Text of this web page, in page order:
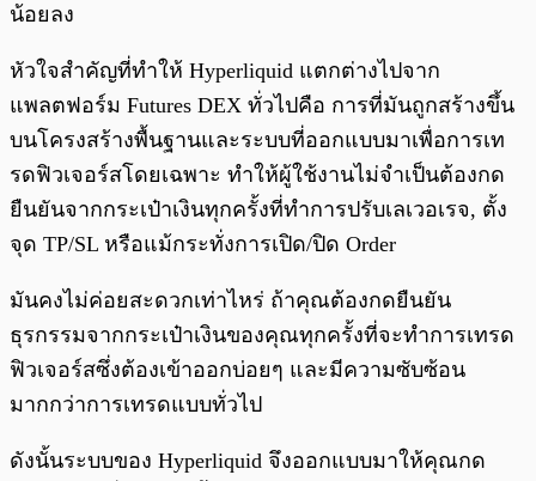
น้อยลง
หัวใจสำคัญที่ทำให้ Hyperliquid แตกต่างไปจาก
แพลตฟอร์ม Futures DEX ทั่วไปคือ การที่มันถูกสร้างขึ้น
บนโครงสร้างพื้นฐานและระบบที่ออกแบบมาเพื่อการเท
รดฟิวเจอร์สโดยเฉพาะ ทำให้ผู้ใช้งานไม่จำเป็นต้องกด
ยืนยันจากกระเป๋าเงินทุกครั้งที่ทำการปรับเลเวอเรจ, ตั้ง
จุด TP/SL หรือแม้กระทั่งการเปิด/ปิด Order
มันคงไม่ค่อยสะดวกเท่าไหร่ ถ้าคุณต้องกดยืนยัน
ธุรกรรมจากกระเป๋าเงินของคุณทุกครั้งที่จะทำการเทรด
ฟิวเจอร์สซึ่งต้องเข้าออกบ่อยๆ และมีความซับซ้อน
มากกว่าการเทรดแบบทั่วไป
ดังนั้นระบบของ Hyperliquid จึงออกแบบมาให้คุณกด